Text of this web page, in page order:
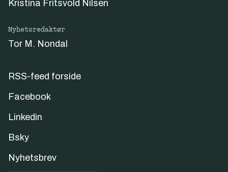
Kristina Fritsvold Nilsen
Nyhetsredaktør
Tor M. Nondal
RSS-feed forside
Facebook
Linkedin
Bsky
Nyhetsbrev